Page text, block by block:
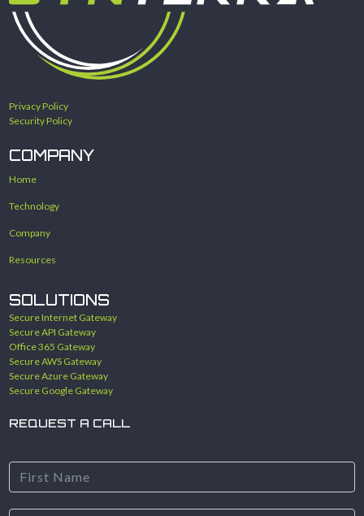
Privacy Policy
Security Policy
COMPANY
Home
Technology
Company
Resources
SOLUTIONS
Secure Internet Gateway
Secure API Gateway
Office 365 Gateway
Secure AWS Gateway
Secure Azure Gateway
Secure Google Gateway
REQUEST A CALL